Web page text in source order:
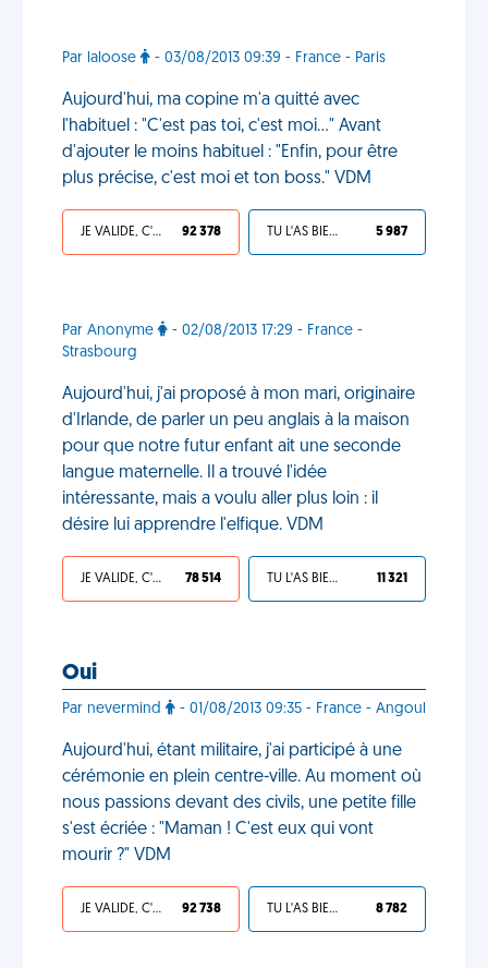
Par laloose - 03/08/2013 09:39 - France - Paris
Aujourd'hui, ma copine m'a quitté avec
l'habituel : "C'est pas toi, c'est moi..." Avant
d'ajouter le moins habituel : "Enfin, pour être
plus précise, c'est moi et ton boss." VDM
JE VALIDE, C'EST UNE VDM 92 378 TU L'AS BIEN MÉRITÉ 5 987
Par Anonyme
- 02/08/2013 17:29 - France -
Strasbourg
Aujourd'hui, j'ai proposé à mon mari, originaire
d'Irlande, de parler un peu anglais à la maison
pour que notre futur enfant ait une seconde
langue maternelle. Il a trouvé l'idée
intéressante, mais a voulu aller plus loin : il
désire lui apprendre l'elfique. VDM
JE VALIDE, C'EST UNE VDM 78 514 TU L'AS BIEN MÉRITÉ 11 321
Oui
Par nevermind - 01/08/2013 09:35 - France - Angoul
Aujourd'hui, étant militaire, j'ai participé à une
cérémonie en plein centre-ville. Au moment où
nous passions devant des civils, une petite fille
s'est écriée : "Maman ! C'est eux qui vont
mourir ?" VDM
JE VALIDE, C'EST UNE VDM 92 738 TU L'AS BIEN MÉRITÉ 8 782